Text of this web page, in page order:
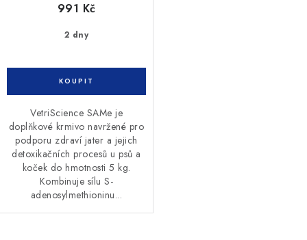
2 dny
991 Kč
VetriScience SAMe je
doplňkové krmivo navržené pro
podporu zdraví jater a jejich
detoxikačních procesů u psů a
koček do hmotnosti 5 kg.
Kombinuje sílu S-
adenosylmethioninu...